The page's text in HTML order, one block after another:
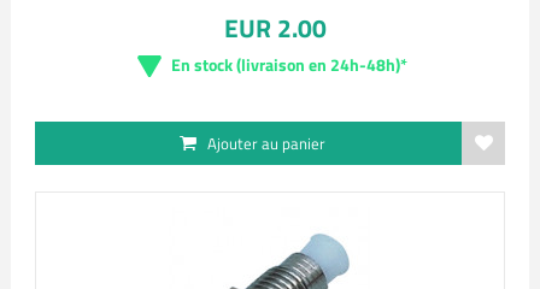
EUR 2.00
En stock (livraison en 24h-48h)*
Ajouter au panier